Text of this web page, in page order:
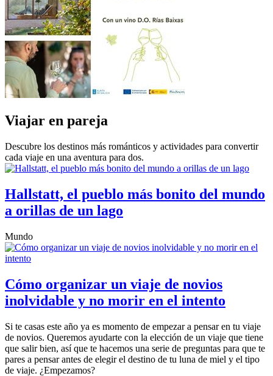
Viajar en pareja
Descubre los destinos más románticos y actividades para convertir
cada viaje en una aventura para dos.
Hallstatt, el pueblo más bonito del mundo
a orillas de un lago
Mundo
Cómo organizar un viaje de novios
inolvidable y no morir en el intento
Si te casas este año ya es momento de empezar a pensar en tu viaje
de novios. Queremos ayudarte con la elección de un viaje que tiene
que salir bien, así que te hacemos una serie de preguntas para que te
pares a pensar antes de elegir el destino de tu luna de miel y el tipo
de viaje. ¿Empezamos?